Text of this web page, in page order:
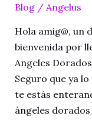
Blog/ Angelus
Hola amig@, un
bienvenida por
Angeles
Seguro que ya lo
te estás
ángeles